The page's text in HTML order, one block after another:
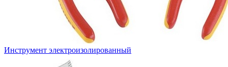
Инструмент электроизолированный